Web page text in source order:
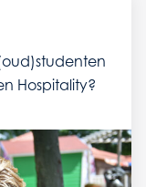
Hospitality?